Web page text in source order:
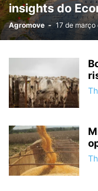
insights do
Agromove - 17 de